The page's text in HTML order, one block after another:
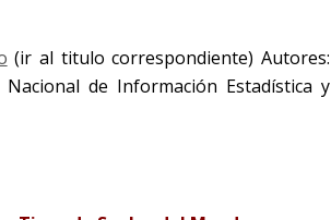
(ir al titulo correspondiente) Autores:
de Información Estadística y